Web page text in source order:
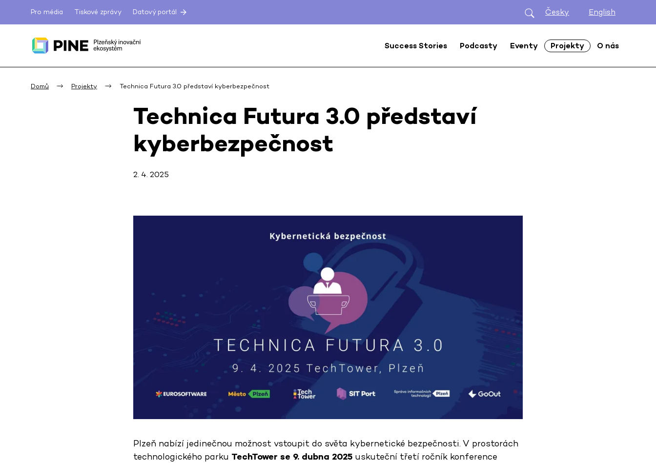
Pro média Tiskové zprávy Datový portál Česky English
Success Stories Podcasty Eventy Projekty O nás
Domů Projekty Technica Futura 3.0 představí kyberbezpečnost
Technica Futura 3.0 představí
kyberbezpečnost
2. 4. 2025
Plzeň nabízí jedinečnou možnost vstoupit do světa kybernetické bezpečnosti. V prostorách
technologického parku TechTower se 9. dubna 2025 uskuteční třetí ročník konference